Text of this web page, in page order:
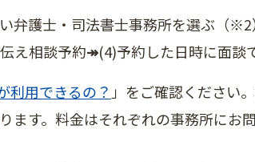
護士・司法書士事務所を選ぶ（※2
え相談予約↠(4)予約した日時に面談
利用できるの？」をご確認ください
ます。料金はそれぞれの事務所にお